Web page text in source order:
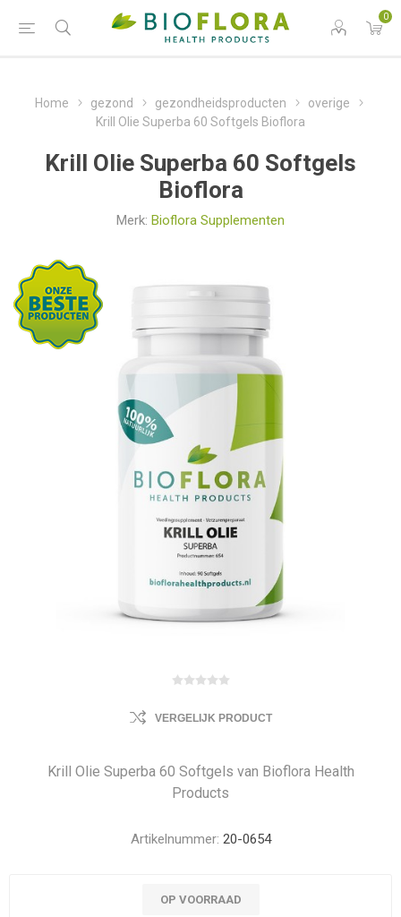
0
Home gezond gezondheidsproducten
overige
Krill Olie Superba 60 Softgels Bioflora
Krill Olie Superba 60 Softgels
Bioflora
Merk: Bioflora Supplementen
VERGELIJK PRODUCT
Krill Olie Superba 60 Softgels van Bioflora Health
Products
Artikelnummer: 20-0654
OP VOORRAAD